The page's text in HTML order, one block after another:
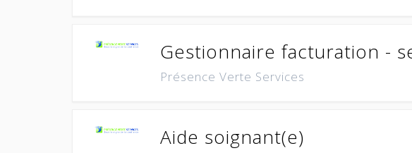
Gestionnaire facturation -
Présence Verte Services
Aide soignant(e)